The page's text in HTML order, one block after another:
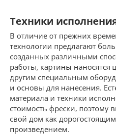
Техники
В отличие от прежних
технологии предлагают
созданных различными
работы, картины
другим специальным
и основы для нанесения.
материала и техники
стоимость фрески, поэтому
свой дом как
произведением.